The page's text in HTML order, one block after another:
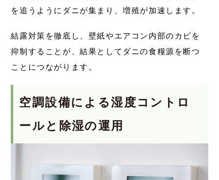
を追うようにダニが集まり、増殖が加速します。
結露対策を徹底し、壁紙やエアコン内部のカビを
抑制することが、結果としてダニの食糧源を断つ
ことにつながります。
空調設備による湿度コントロ
ールと除湿の運用